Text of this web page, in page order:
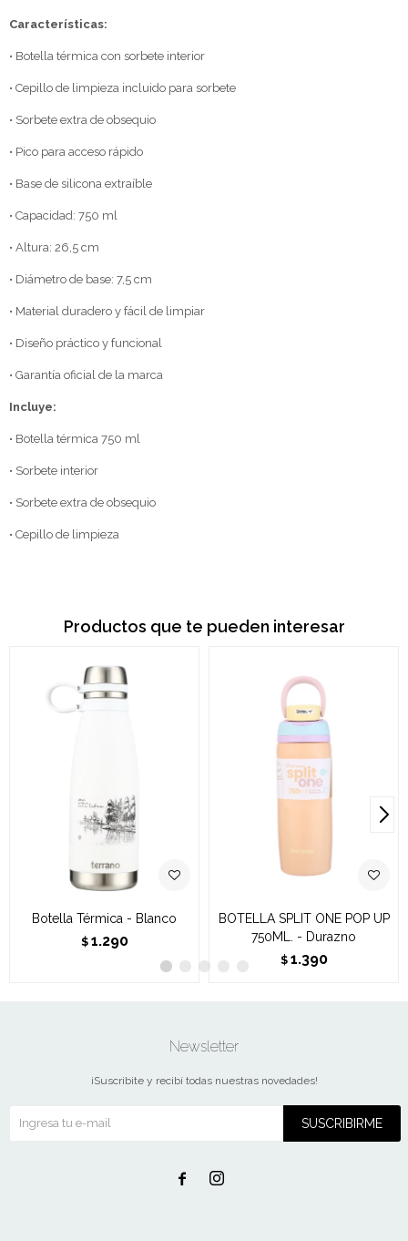
Características:
• Botella térmica con sorbete interior
• Cepillo de limpieza incluido para sorbete
• Sorbete extra de obsequio
• Pico para acceso rápido
• Base de silicona extraíble
• Capacidad: 750 ml
• Altura: 26,5 cm
• Diámetro de base: 7,5 cm
• Material duradero y fácil de limpiar
• Diseño práctico y funcional
• Garantía oficial de la marca
Incluye:
• Botella térmica 750 ml
• Sorbete interior
• Sorbete extra de obsequio
• Cepillo de limpieza
Productos que te pueden interesar
Botella Térmica - Blanco
$ 1.290
BOTELLA SPLIT ONE POP UP
750ML. - Durazno
$ 1.390
Newsletter
¡Suscribite y recibí todas nuestras novedades!
SUSCRIBIRME
 